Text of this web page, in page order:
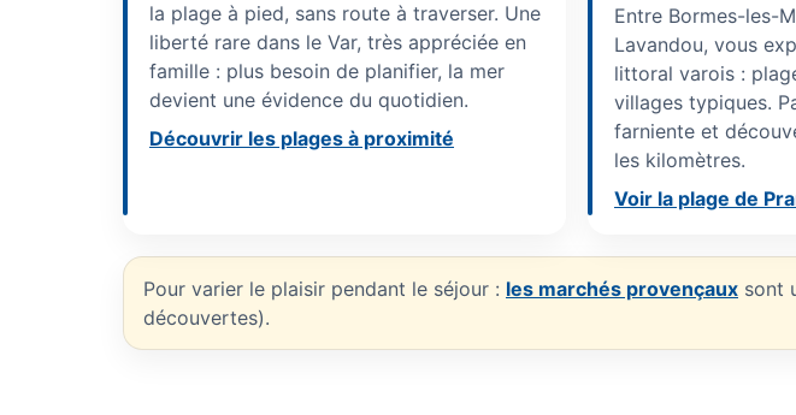
la plage à pied, sans route à traverser. Une
liberté rare dans le Var, très appréciée en
famille : plus besoin de planifier, la mer
devient une évidence du quotidien.
Découvrir les plages à proximité
Entre Bormes-les-
Lavandou, vous
littoral varois :
villages typiques.
farniente et
les kilomètres.
Voir la plage de
Pour varier le plaisir pendant le séjour : les marchés provençaux sont
découvertes).